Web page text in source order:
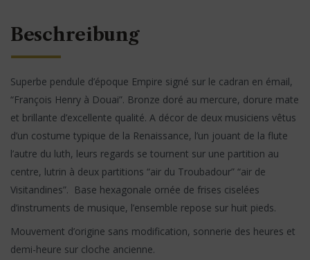
Beschreibung
Superbe pendule d’époque Empire signé sur le cadran en émail,
“François Henry à Douai”. Bronze doré au mercure, dorure mate
et brillante d’excellente qualité. A décor de deux musiciens vêtus
d’un costume typique de la Renaissance, l’un jouant de la flute
l’autre du luth, leurs regards se tournent sur une partition au
centre, lutrin à deux partitions “air du Troubadour” “air de
Visitandines”. Base hexagonale ornée de frises ciselées
d’instruments de musique, l’ensemble repose sur huit pieds.
Mouvement d’origine sans modification, sonnerie des heures et
demi-heure sur cloche ancienne.